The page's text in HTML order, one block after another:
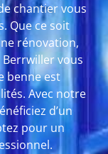
chantier vous
Que ce soit
rénovation,
vous
benne est
Avec notre
d’un
pour un